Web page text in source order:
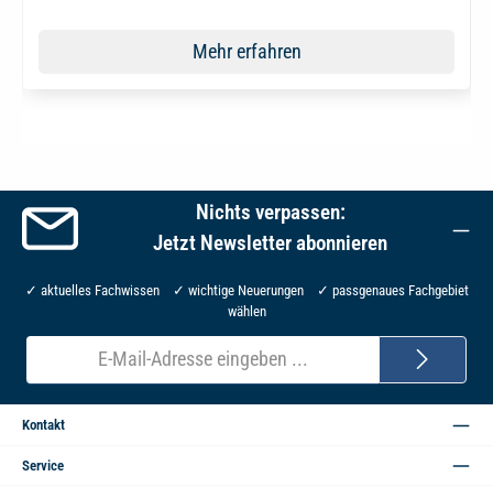
Mehr erfahren
Nichts verpassen:
Jetzt Newsletter abonnieren
✓ aktuelles Fachwissen ✓ wichtige Neuerungen ✓ passgenaues Fachgebiet
wählen
E-
Mail-
Adresse*
Kontakt
Service